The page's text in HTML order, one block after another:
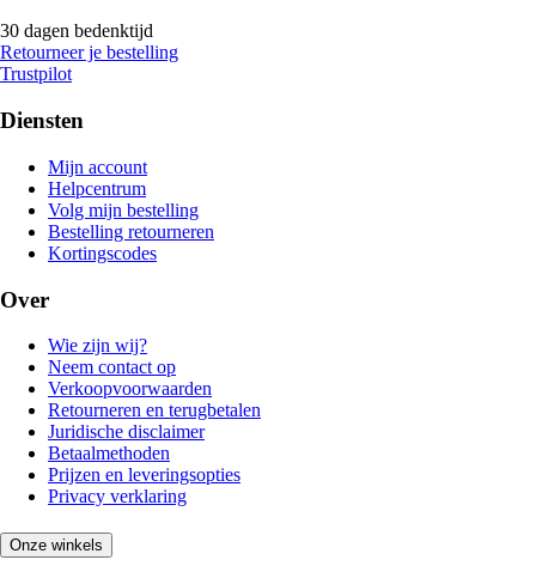
30 dagen bedenktijd
Retourneer je bestelling
Trustpilot
Diensten
Mijn account
Helpcentrum
Volg mijn bestelling
Bestelling retourneren
Kortingscodes
Over
Wie zijn wij?
Neem contact op
Verkoopvoorwaarden
Retourneren en terugbetalen
Juridische disclaimer
Betaalmethoden
Prijzen en leveringsopties
Privacy verklaring
Onze winkels